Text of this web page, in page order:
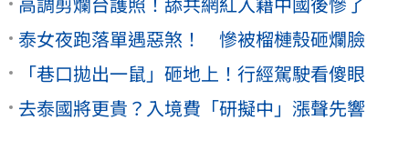
泰女夜跑落單遇惡煞！ 慘被榴槤殼砸爛臉
「巷口拋出一鼠」砸地上！行經駕駛看傻眼
去泰國將更貴？入境費「研擬中」漲聲先響